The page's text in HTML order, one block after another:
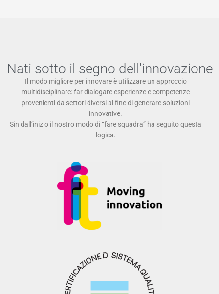
Nati sotto il segno dell'innovazione
Il modo migliore per innovare è utilizzare un approccio
multidisciplinare: far dialogare esperienze e competenze
provenienti da settori diversi al fine di generare soluzioni
innovative.
Sin dall’inizio il nostro modo di “fare squadra” ha seguito questa
logica.